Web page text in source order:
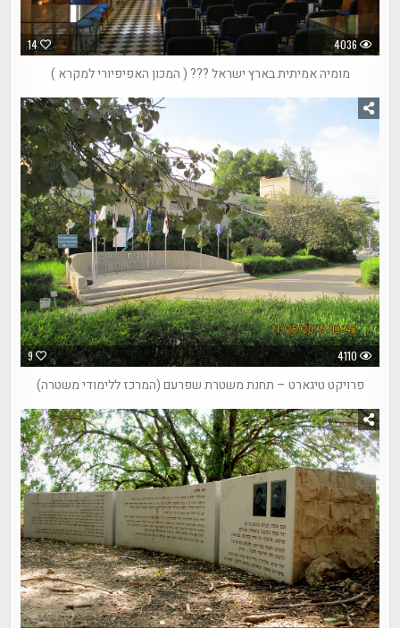
14 4036
מומיה אמיתית בארץ ישראל ??? ( המכון האפיפיורי למקרא )
9 4110
פרויקט טיגארט – תחנת משטרת שפרעם (המרכז ללימודי משטרה)